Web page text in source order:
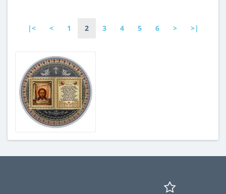
|< < 1 2 3 4 5 6 > >|